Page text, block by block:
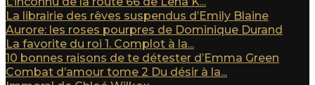
La librairie des rêves suspendus d’Emily Blaine
Aurore: les roses pourpres de Dominique Durand
La favorite du roi 1. Complot à la...
10 bonnes raisons de te détester d’Emma Green
Combat d’amour tome 2 Du désir à la...